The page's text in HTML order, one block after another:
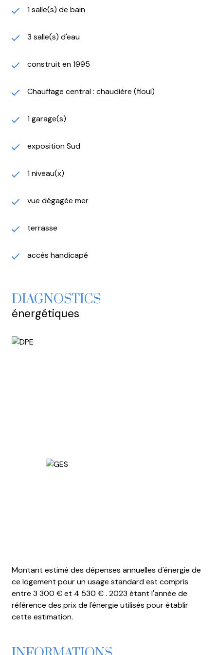
paluds Aubagne, celle de Signes, et Le circuit Paul
Ricard. Renseignements et Visites sur rendez-vous.
169 / GES 46 Consommation en énergie finale non
logement Les coûts sont estimés en fonction des
utilisation standard sur 5 usages (chauffage, eau
chaude sanitaire, climatisation, Éclairage, auxiliaires).
des risques : PPRN Les informations sur les risques
site Géorisques : www.georisques.gouv.fr. Honoraires
€uro Honoraires d’Agence Inclus. Honoraires | AGENCE
FREDIANI (la-boite-immo.com) Agence Frediani.fr
Pro-Siren 830 751 368 au RCS de TOULON
exposé sont disponibles sur le site
1 salle(s) de bain
3 salle(s) d'eau
construit en 1995
Chauffage central : chaudière (fioul)
1 garage(s)
exposition Sud
1 niveau(x)
vue dégagée mer
terrasse
accès handicapé
DIAGNOSTICS
énergétiques
Montant estimé des dépenses annuelles d'énergie de
ce logement pour un usage standard est compris
entre 3 300 € et 4 530 € . 2023 étant l'année de
référence des prix de l'énergie utilisés pour établir
cette estimation.